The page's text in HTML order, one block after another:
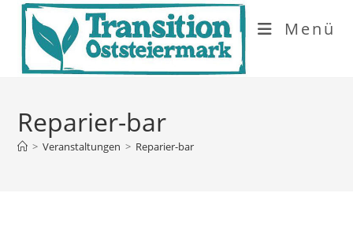
Zum
springen
Menü
Reparier-bar
> Veranstaltungen > Reparier-bar